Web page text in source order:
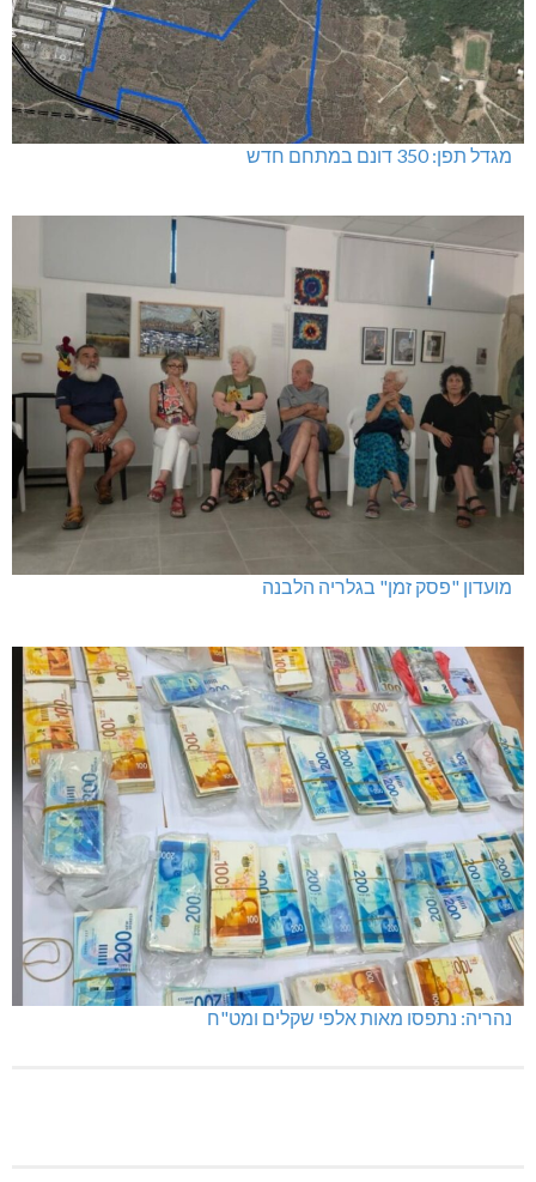
מגדל תפן: 350 דונם במתחם חדש
מועדון "פסק זמן" בגלריה הלבנה
נהריה: נתפסו מאות אלפי שקלים ומט"ח